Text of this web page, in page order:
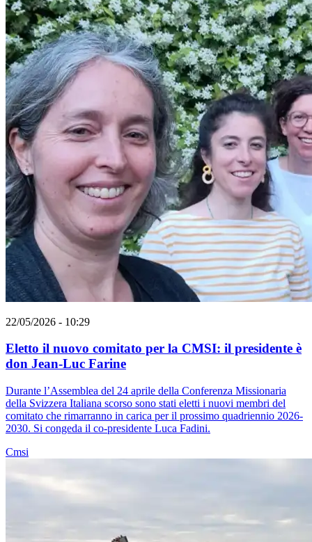
22/05/2026 - 10:29
Eletto il nuovo comitato per la CMSI: il presidente è
don Jean-Luc Farine
Durante l’Assemblea del 24 aprile della Conferenza Missionaria
della Svizzera Italiana scorso sono stati eletti i nuovi membri del
comitato che rimarranno in carica per il prossimo quadriennio 2026-
2030. Si congeda il co-presidente Luca Fadini.
Cmsi